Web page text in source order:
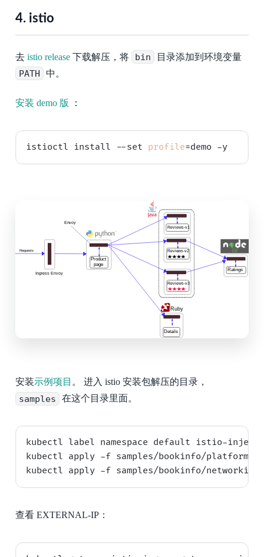
4.istio
去 istio release下载解压，将 bin 目录添加到环境变量
PATH 中。
安装 demo 版 ：
istioctl install --set profile
安装示例项目 。 进入 istio 安装包解压的目录，
samples 在这个目录里面。
kubectl label namespace default istio-
kubectl apply -f samples/bookinfo/platform/
查看 EXTERNAL-IP：